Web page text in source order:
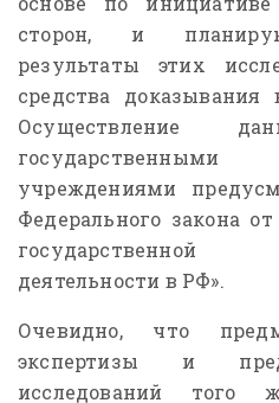
сторон, и
результаты этих
средства доказывания
Осуществление
государственными
учреждениями
Федерального закона
государственной
деятельности в РФ».
Очевидно, что
экспертизы и
исследований того